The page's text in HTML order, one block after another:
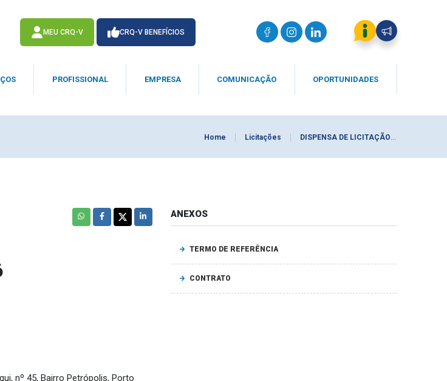
MEU CRQ-V CRQ-V BENEFÍCIOS
PROFISSIONAL EMPRESA COMUNICAÇÃO OPORTUNIDADES
Home Licitações DISPENSA DE LICITAÇÃO 0013/2026
nº 45, Bairro Petrópolis, Porto
ANEXOS
TERMO DE REFERÊNCIA
CONTRATO